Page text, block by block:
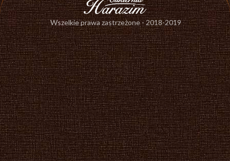
Wszelkie prawa zastrzeżone - 2018-2019